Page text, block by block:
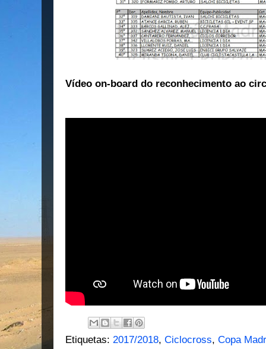
Vídeo on-board do reconhecimento ao
Etiquetas: 2017/2018, Ciclocross, Copa